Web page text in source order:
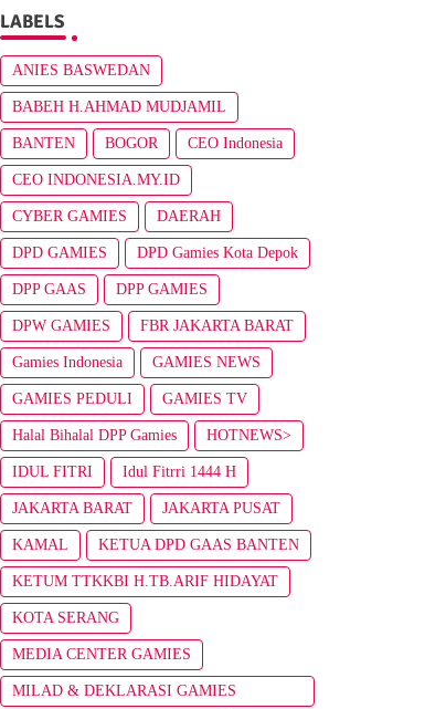
LABELS
ANIES BASWEDAN
BABEH H.AHMAD MUDJAMIL
BANTEN BOGOR CEO Indonesia
CEO INDONESIA.MY.ID
CYBER GAMIES DAERAH
DPD GAMIES DPD Gamies Kota Depok
DPP GAAS DPP GAMIES
DPW GAMIES FBR JAKARTA BARAT
Gamies Indonesia GAMIES NEWS
GAMIES PEDULI GAMIES TV
Halal Bihalal DPP Gamies HOTNEWS>
IDUL FITRI Idul Fitrri 1444 H
JAKARTA BARAT JAKARTA PUSAT
KAMAL KETUA DPD GAAS BANTEN
KETUM TTKKBI H.TB.ARIF HIDAYAT
KOTA SERANG
MEDIA CENTER GAMIES
MILAD & DEKLARASI GAMIES